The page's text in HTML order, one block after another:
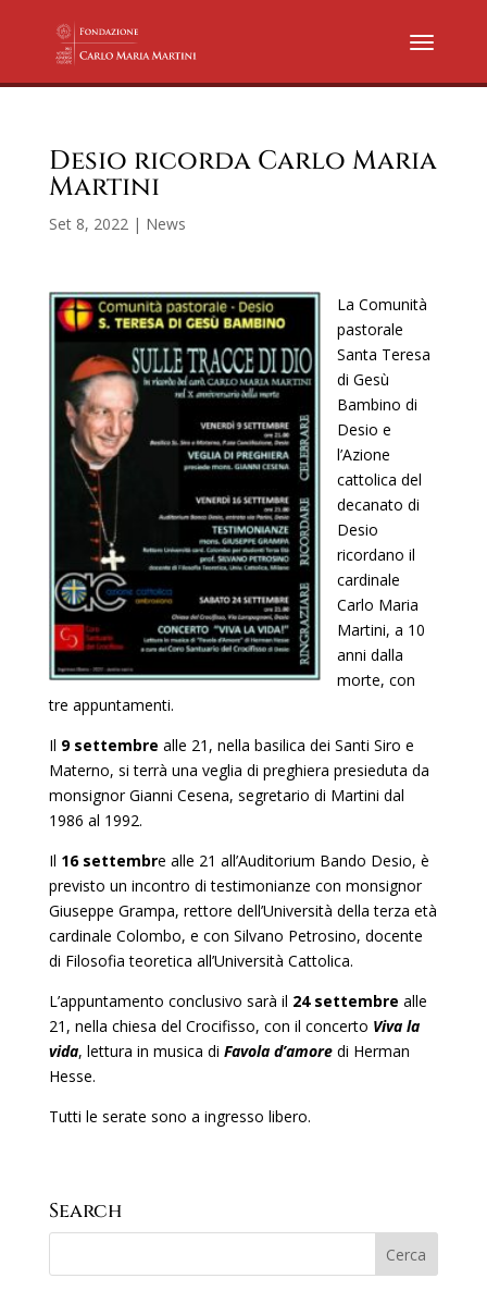
Desio ricorda Carlo Maria
Martini
Set 8, 2022| News
La Comunità
pastorale
Santa Teresa
di Gesù
Bambino di
Desio e
l’Azione
cattolica del
decanato di
Desio
ricordano il
cardinale
Carlo Maria
Martini, a 10
anni dalla
morte, con
tre appuntamenti.
Il 9 settembre alle 21, nella basilica dei Santi Siro e
Materno, si terrà una veglia di preghiera presieduta da
monsignor Gianni Cesena, segretario di Martini dal
1986 al 1992.
Il 16 settembre alle 21 all’Auditorium Bando Desio, è
previsto un incontro di testimonianze con monsignor
Giuseppe Grampa, rettore dell’Università della terza età
cardinale Colombo, e con Silvano Petrosino, docente
di Filosofia teoretica all’Università Cattolica.
L’appuntamento conclusivo sarà il 24 settembre alle
21, nella chiesa del Crocifisso, con il concerto Viva la
vida, lettura in musica di Favola d’amoredi Herman
Hesse.
Tutti le serate sono a ingresso libero.
Search